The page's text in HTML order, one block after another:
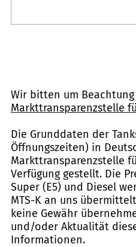
Wir bitten um
Markttransparenzstelle
Die Grunddaten der
Öffnungszeiten) in
Markttransparenzstelle
Verfügung gestellt. Die
Super (E5) und Diesel
MTS-K an uns
keine Gewähr
und/oder Aktualität
Informationen.